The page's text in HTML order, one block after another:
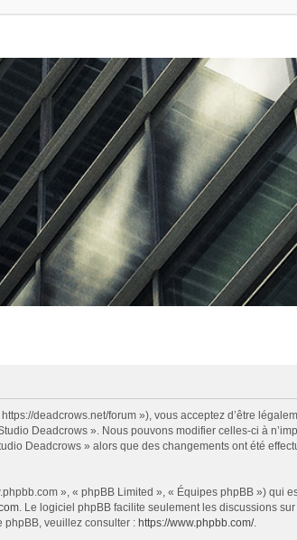
deadcrows.net/forum »), vous acceptez d’être
Deadcrows ». Nous pouvons modifier celles-ci à
Deadcrows » alors que des changements ont été
», « phpBB Limited », « Équipes phpBB ») qui
. Le logiciel phpBB facilite seulement les discussions
phpBB, veuillez consulter : https://www.phpbb.com/.